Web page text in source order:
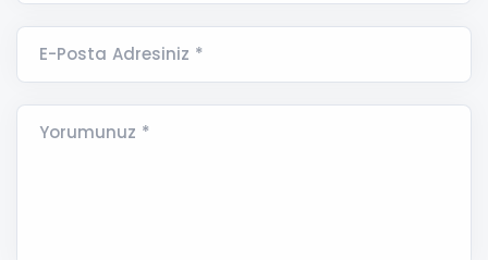
E-Posta Adresiniz *
Yorumunuz *